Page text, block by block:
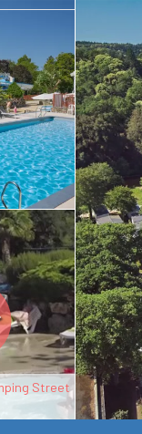
Street